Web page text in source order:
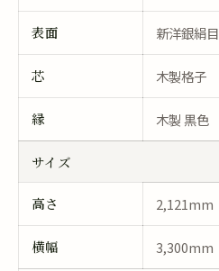
表面 新洋銀絹目
芯 木製格子
縁 木製 黒色
サイズ
高さ 2,121mm
横幅 3,300mm